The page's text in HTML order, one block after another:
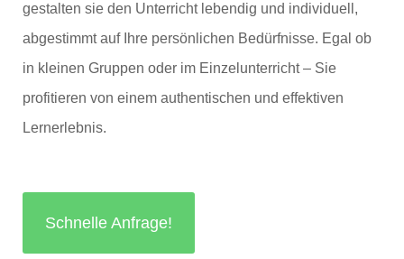
gestalten sie den Unterricht lebendig und individuell,
abgestimmt auf Ihre persönlichen Bedürfnisse. Egal ob
in kleinen Gruppen oder im Einzelunterricht – Sie
profitieren von einem authentischen und effektiven
Lernerlebnis.
Schnelle Anfrage!